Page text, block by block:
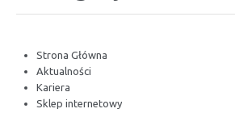
Strona Główna
Aktualności
Kariera
Sklep internetowy